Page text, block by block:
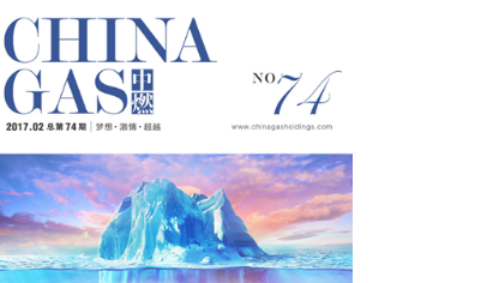
2009財年 2010財年